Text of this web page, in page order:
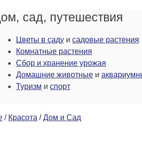
сад, путешествия
Цветы в саду и садовые растения
Комнатные растения
Сбор и хранение урожая
Домашние животные и
Туризм и спорт
/ Красота /Дом и Сад